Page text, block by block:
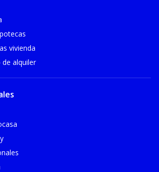
vivienda
alquiler